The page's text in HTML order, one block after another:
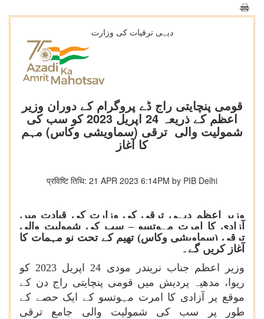
دیہی ترقیات کی وزارت
قومی پنچایتی راج ڈے پروگرام کے دوران وزیر
اعظم کے ذریعہ 24 اپریل 2023 کو سب کی
شمولیت والی ترقی (سماویشی وکاس) مہم
کا آغاز
प्रविष्टि तिथि: 21 APR 2023 6:14PM by PIB Delhi
وزیر اعظم دیہی ترقی کی وزارت کی قیادت میں
آزادی کا امرت مہوتسو – سب کی شمولیت والی
ترقی (سماویشی وکاس) تھیم کے تحت نو مہمات کا
آغاز کریں گے۔
وزیر اعظم جناب نریندر مودی 24 اپریل 2023 کو
ریوا، مدھیہ پردیش میں قومی پنچایتی راج دن کے
موقع پر آزادی کا امرت مہوتسو کے ایک حصے کے
طور پر سب کی شمولیت والی جامع ترقی